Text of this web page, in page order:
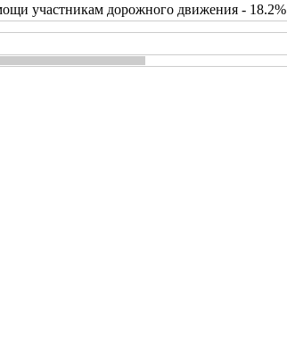
участникам дорожного движения - 18.2%